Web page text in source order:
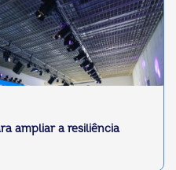
ampliar a resiliência